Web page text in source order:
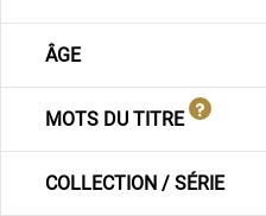
ÂGE
MOTS DU TITRE
COLLECTION / SÉRIE